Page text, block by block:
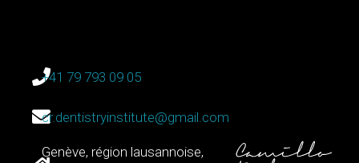
+41 79 793 09 05
cr.dentistryinstitute@gmail.com
Genève, région lausannoise,